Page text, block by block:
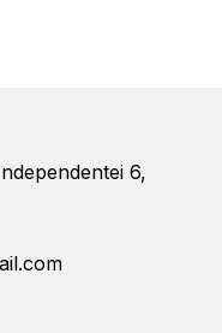
6,